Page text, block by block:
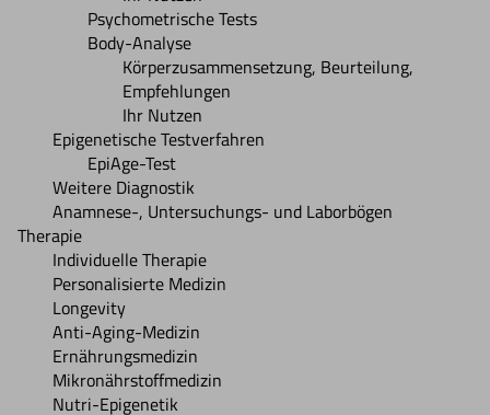
Psychometrische Tests
Body-Analyse
Körperzusammensetzung, Beurteilung,
Empfehlungen
Ihr Nutzen
Epigenetische Testverfahren
EpiAge-Test
Weitere Diagnostik
Anamnese-, Untersuchungs- und Laborbögen
Therapie
Individuelle Therapie
Personalisierte Medizin
Longevity
Anti-Aging-Medizin
Ernährungsmedizin
Mikronährstoffmedizin
Nutri-Epigenetik